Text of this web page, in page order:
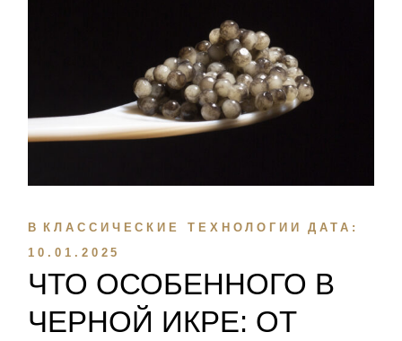
В КЛАССИЧЕСКИЕ ТЕХНОЛОГИИ
ДАТА:
10.01.2025
ЧТО ОСОБЕННОГО В
ЧЕРНОЙ ИКРЕ: ОТ